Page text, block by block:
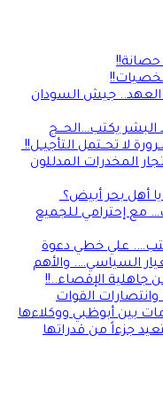
حصانة!!
72 عاماً من العهد.. جيش السودان
يكتب…الحـــج
لا تحــتمل التأجيــل!!
المخدرات المدللون
أهل بحر أبيض؟
مع إحترامي للجميع
علي خطي دعوة
السياسي…. والأهم
جاهلية الإقصاء..!!
وانتصارات القوات
بين أبوظبي ووكلاءها
جزءاً من قدراتها